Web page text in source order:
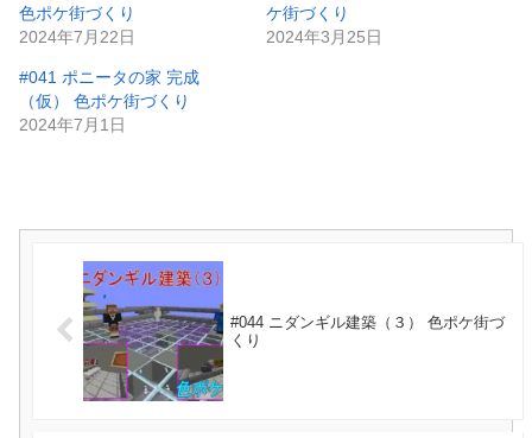
色ポケ街づくり
2024年7月22日
ケ街づくり
2024年3月25日
#041 ポニータの家 完成
（仮） 色ポケ街づくり
2024年7月1日
#044 ニダンギル建築（３） 色ポケ街づ
くり